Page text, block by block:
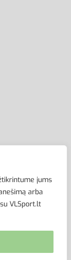
jums
arba
VLSport.lt